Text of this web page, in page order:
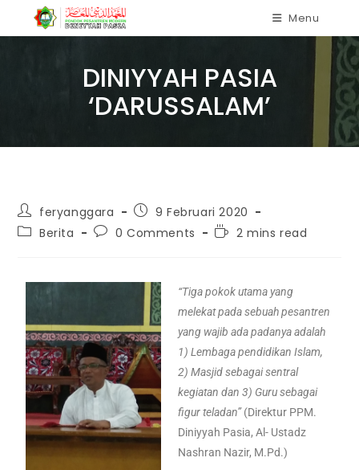
Menu
DINIYYAH PASIA
‘DARUSSALAM’
feryanggara
9 Februari 2020
Berita
0 Comments 2 mins read
“Tiga pokok utama yang
melekat pada sebuah pesantren
yang wajib ada padanya adalah
1) Lembaga pendidikan Islam,
2) Masjid sebagai sentral
kegiatan dan 3) Guru sebagai
figur teladan”(Direktur PPM.
Diniyyah Pasia, Al- Ustadz
Nashran Nazir, M.Pd.)